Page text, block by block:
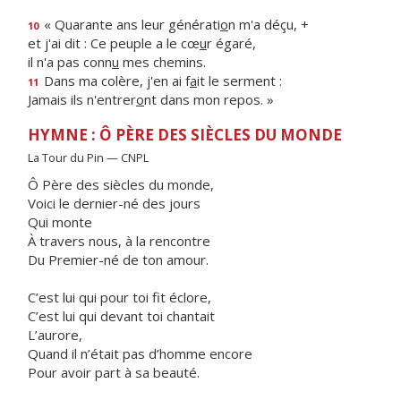
10 « Quarante ans leur génération m'a déçu, +
et j'ai dit : Ce peuple a le cœur égaré,
il n'a pas connu mes chemins.
11 Dans ma colère, j'en ai fait le serment :
Jamais ils n'entreront dans mon repos. »
HYMNE : Ô PÈRE DES SIÈCLES DU MONDE
La Tour du Pin — CNPL
Ô Père des siècles du monde,
Voici le dernier-né des jours
Qui monte
À travers nous, à la rencontre
Du Premier-né de ton amour.
C’est lui qui pour toi fit éclore,
C’est lui qui devant toi chantait
L’aurore,
Quand il n’était pas d’homme encore
Pour avoir part à sa beauté.